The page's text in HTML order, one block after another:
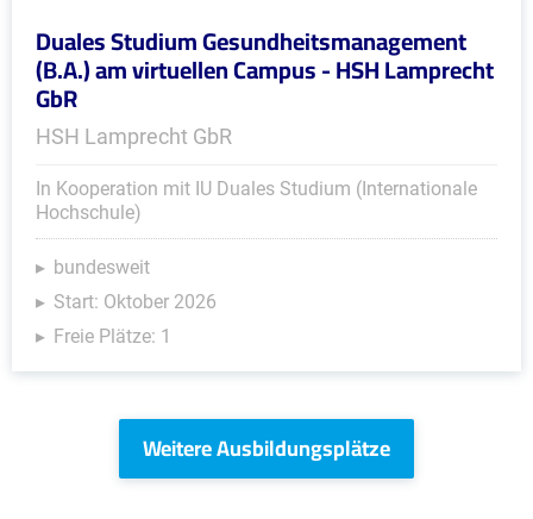
Duales Studium Gesundheitsmanagement
(B.A.) am virtuellen Campus - HSH Lamprecht
GbR
HSH Lamprecht GbR
In Kooperation mit IU Duales Studium (Internationale
Hochschule)
bundesweit
Start: Oktober 2026
Freie Plätze: 1
Weitere Ausbildungsplätze